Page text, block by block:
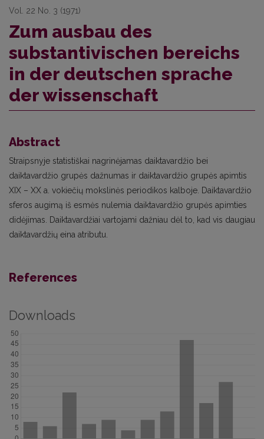
Vol. 22 No. 3 (1971)
Zum ausbau des
substantivischen bereichs
in der deutschen sprache
der wissenschaft
Abstract
Straipsnyje statistiškai nagrinėjamas daiktavardžio bei
daiktavardžio grupės dažnumas ir daiktavardžio grupės apimtis
XIX – XX a. vokiečių mokslinės periodikos kalboje. Daiktavardžio
sferos augimą iš esmės nulemia daiktavardžio grupės apimties
didėjimas. Daiktavardžiai vartojami dažniau dėl to, kad vis daugiau
daiktavardžių eina atributu.
References
Downloads